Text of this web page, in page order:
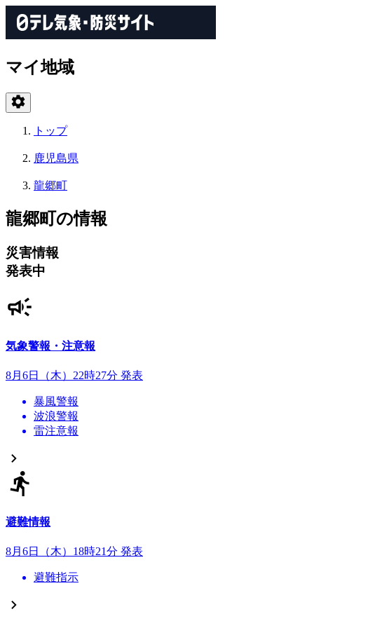
マイ地域
トップ
鹿児島県
龍郷町
龍郷町の情報
災害情報
発表中
気象警報・注意報
8月6日（木）22時27分 発表
暴風警報
波浪警報
雷注意報
避難情報
8月6日（木）18時21分 発表
避難指示